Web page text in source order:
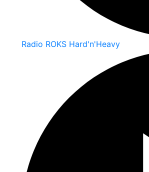
Radio ROKS Hard'n'Heavy